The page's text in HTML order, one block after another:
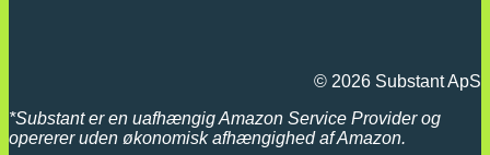
© 2026 Substant ApS
*Substant er en uafhængig Amazon Service Provider og
opererer uden økonomisk afhængighed af Amazon.